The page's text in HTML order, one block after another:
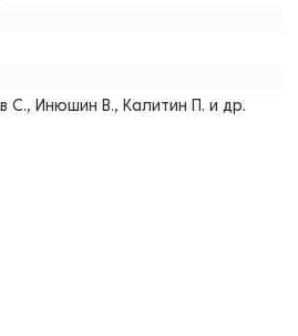
С., Инюшин В., Калитин П. и др.